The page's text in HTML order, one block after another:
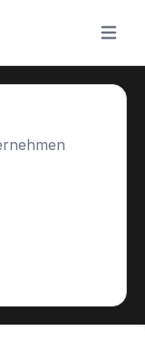
Menü